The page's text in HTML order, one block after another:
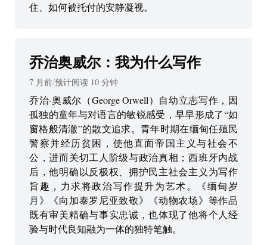
住、如何被托付的安静凝视。
乔治奥威尔：我为什么写作
7 月前/预计阅读 10 分钟
乔治·奥威尔（George Orwell）自幼立志写作，因
孤独的童年与对语言的敏锐感受，早早形成了“如
窗格般清澈”的散文追求。青年时期在缅甸任殖民
警察并经历贫困，使他直面帝国主义与社会不
公，进而关切工人阶级与政治真相；西班牙内战
后，他明确以反极权、拥护民主社会主义为写作
旨趣，力求将政治写作提升为艺术。《缅甸岁
月》《向加泰罗尼亚致敬》《动物农场》等作品
既有审美精确与事实忠诚，也体现了他将个人经
验与时代良知融为一体的独特笔触。